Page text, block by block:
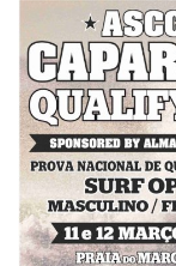
Sobre Nós
Educação
Estatuto Editorial
Saúde